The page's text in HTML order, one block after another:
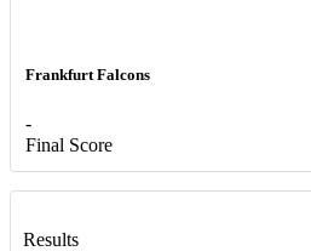
Frankfurt Falcons
-
Final Score
Results